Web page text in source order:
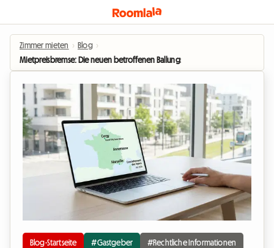
Zimmer mieten › Blog ›
Mietpreisbremse: Die neuen betroffenen Ballungsräume im Sommer 2026
Blog-Startseite #Gastgeber #Rechtliche Informationen